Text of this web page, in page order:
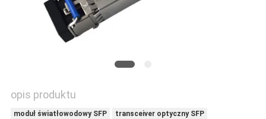
WYCENĘ
SITEMAP
POLITYKA
PRYWATNOŚCI
opis produktu
moduł światłowodowy SFP
transceiver optyczny SFP